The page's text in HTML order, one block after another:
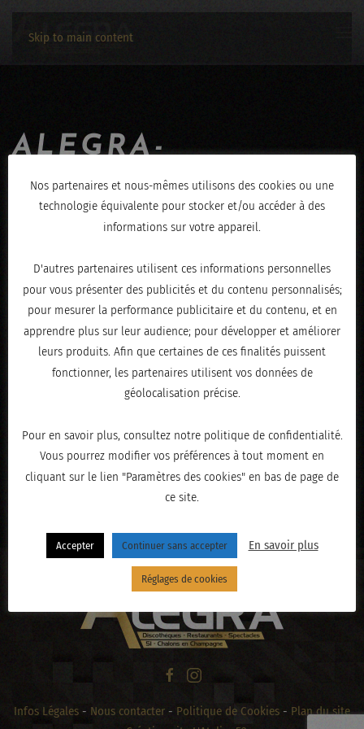
Skip to main content
ALEGRA-
SOOLKING-
16032019-6693
Infos Légales - Nous contacter - Politique de Cookies - Plan du site
Nos partenaires et nous-mêmes utilisons des cookies ou une
technologie équivalente pour stocker et/ou accéder à des
informations sur votre appareil.
D'autres partenaires utilisent ces informations personnelles
pour vous présenter des publicités et du contenu personnalisés;
pour mesurer la performance publicitaire et du contenu, et en
apprendre plus sur leur audience; pour développer et améliorer
leurs produits. Afin que certaines de ces finalités puissent
fonctionner, les partenaires utilisent vos données de
géolocalisation précise.
Pour en savoir plus, consultez notre politique de confidentialité.
Vous pourrez modifier vos préférences à tout moment en
cliquant sur le lien "Paramètres des cookies" en bas de page de
ce site.
Accepter Continuer sans accepter En savoir plus
Réglages de cookies